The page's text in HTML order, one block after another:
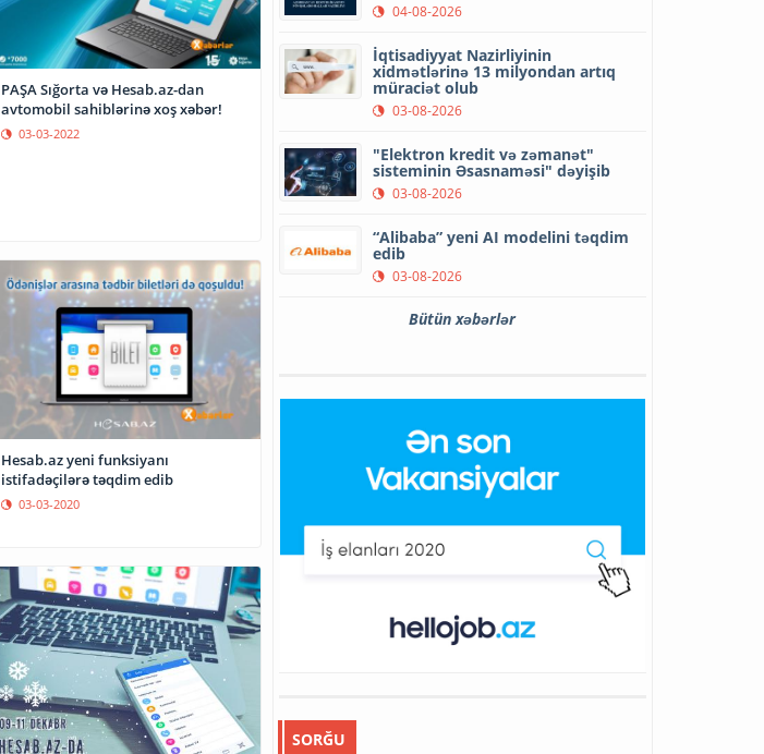
PAŞA Sığorta və Hesab.az-dan
avtomobil sahiblərinə xoş xəbər!
03-03-2022
Hesab.az yeni funksiyanı
istifadəçilərə təqdim edib
03-03-2020
04-08-2026
İqtisadiyyat Nazirliyinin
xidmətlərinə 13 milyondan artıq
müraciət olub
03-08-2026
"Elektron kredit və zəmanət"
sisteminin Əsasnaməsi" dəyişib
03-08-2026
“Alibaba” yeni AI modelini təqdim
edib
03-08-2026
Bütün xəbərlər
SORĞU